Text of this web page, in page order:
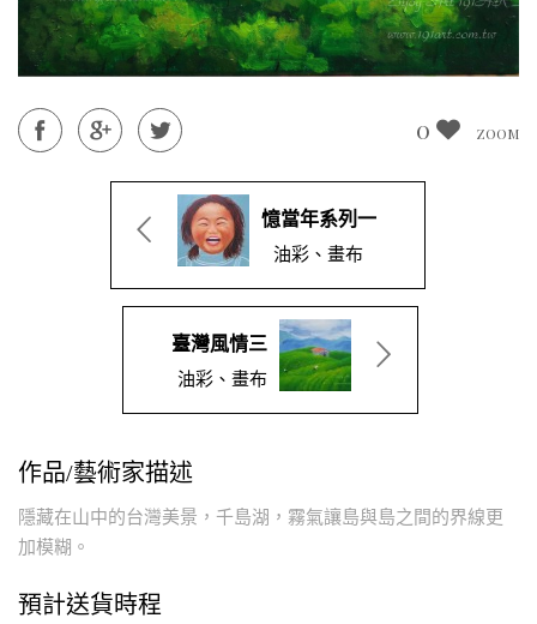
0 ZOOM
憶當年系列一
油彩、畫布
臺灣風情三
油彩、畫布
作品/藝術家描述
隱藏在山中的台灣美景，千島湖，霧氣讓島與島之間的界線更
加模糊。
預計送貨時程